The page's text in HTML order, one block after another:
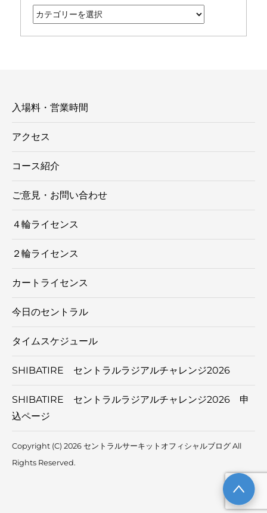
カ
テ
ゴ
入場料・営業時間
アクセス
コース紹介
ご意見・お問い合わせ
４輪ライセンス
２輪ライセンス
カートライセンス
今日のセントラル
タイムスケジュール
SHIBATIRE セントラルラジアルチャレンジ2026
SHIBATIRE セントラルラジアルチャレンジ2026 申
込ページ
Copyright (C) 2026 セントラルサーキットオフィシャルブログ All
Rights Reserved.